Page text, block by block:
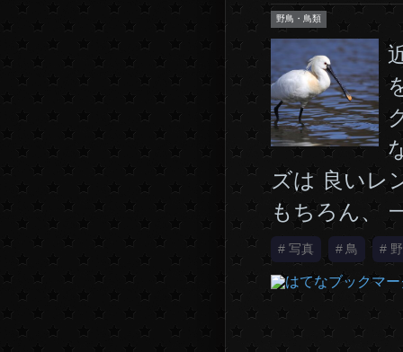
野鳥・鳥類
ズは 良いレ
もちろん、
# 写真 # 鳥 #